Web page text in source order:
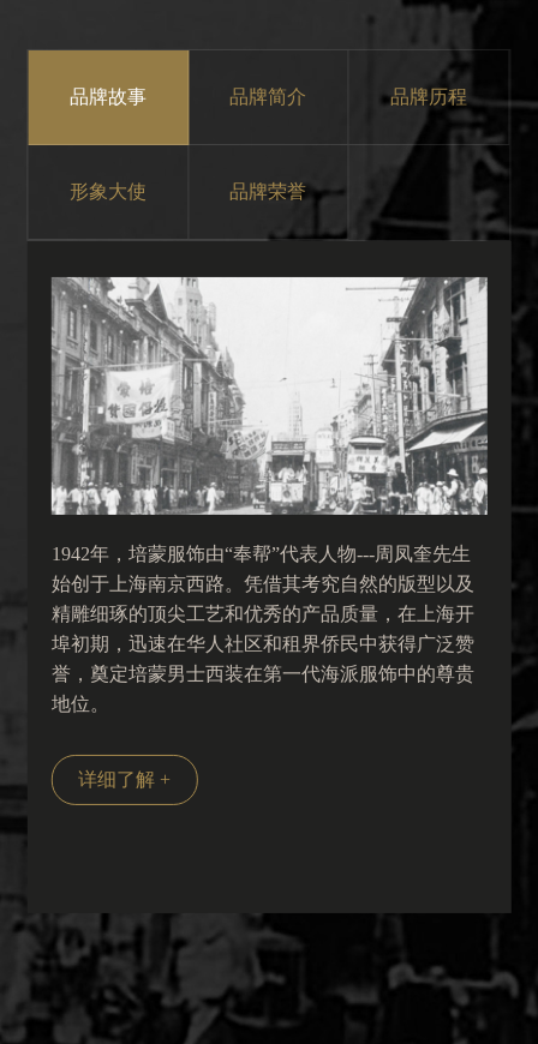
品牌故事 品牌简介 品牌历程
形象大使 品牌荣誉
1942年，培蒙服饰由“奉帮”代表人物---周凤奎先生
始创于上海南京西路。凭借其考究自然的版型以及
精雕细琢的顶尖工艺和优秀的产品质量，在上海开
埠初期，迅速在华人社区和租界侨民中获得广泛赞
誉，奠定培蒙男士西装在第一代海派服饰中的尊贵
地位。
详细了解 +